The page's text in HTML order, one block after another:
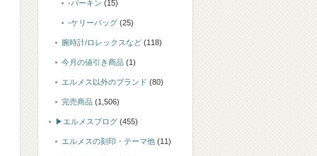
-バーキン (15)
-ケリーバッグ (25)
腕時計/ロレックスなど (118)
今月の値引き商品 (1)
エルメス以外のブランド (80)
完売商品 (1,506)
▶エルメスブログ (455)
エルメスの刻印・テーマ他 (11)